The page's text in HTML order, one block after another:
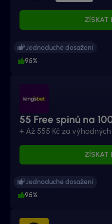
ZÍSKAT
Jednoduché dosažení
95%
55 Free spinů na
+ Až 555 Kč za
ZÍSKAT
Jednoduché dosažení
95%